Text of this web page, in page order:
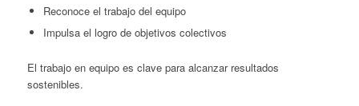
Reconoce el trabajo del equipo
Impulsa el logro de objetivos colectivos
El trabajo en equipo es clave para alcanzar resultados
sostenibles.